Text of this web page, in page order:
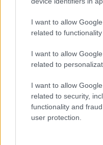
I want to allow
related to
I want to allow
related to
I want to allow
related to security,
functionality and
user protection.